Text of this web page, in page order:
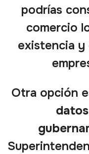
podrías
comercio
existencia y
Otra opción